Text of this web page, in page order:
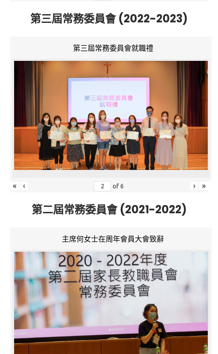
第三屆常務委員會 (2022-2023)
第三屆常務委員會就職禮
« ‹ of 6 › »
第二屆常務委員會 (2021-2022)
主席何女士在周年會員大會致辭